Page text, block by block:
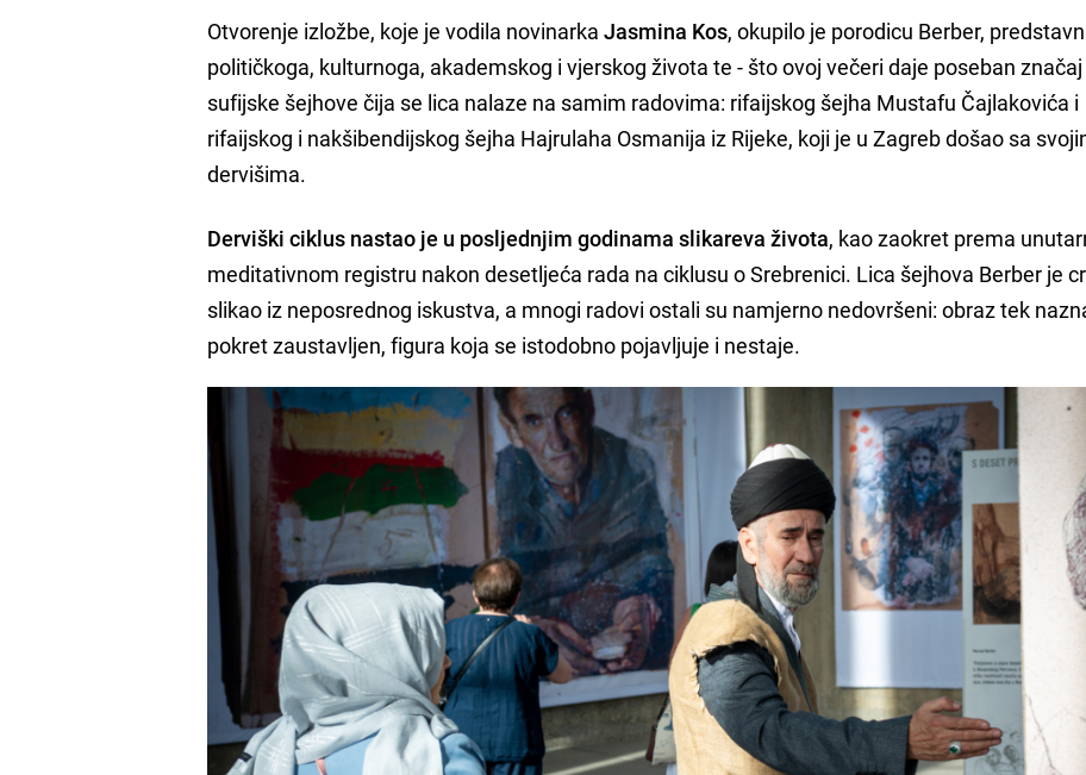
Otvorenje izložbe, koje je vodila novinarkaJasmina Kos, okupilo je porodicu Berber,
političkoga, kulturnoga, akademskog i vjerskog života te - što ovoj večeri daje poseban značaj
sufijske šejhove čija se lica nalaze na samim radovima: rifaijskog šejha Mustafu Čajlakovića i
rifaijskog i nakšibendijskog šejha Hajrulaha Osmanija iz Rijeke, koji je u Zagreb došao sa
dervišima.
Derviški ciklus nastao je u posljednjim godinama slikareva života, kao zaokret prema
meditativnom registru nakon desetljeća rada na ciklusu o Srebrenici. Lica šejhova Berber je
slikao iz neposrednog iskustva, a mnogi radovi ostali su namjerno nedovršeni: obraz tek
pokret zaustavljen, figura koja se istodobno pojavljuje i nestaje.